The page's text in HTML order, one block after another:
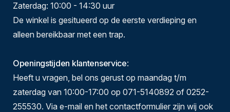
Zaterdag: 10:00 - 14:30 uur
De winkel is gesitueerd op de eerste verdieping en
alleen bereikbaar met een trap.
Openingstijden klantenservice:
Heeft u vragen, bel ons gerust op maandag t/m
zaterdag van 10:00-17:00 op 071-5140892 of 0252-
255530. Via e-mail en het contactformulier zijn wij ook